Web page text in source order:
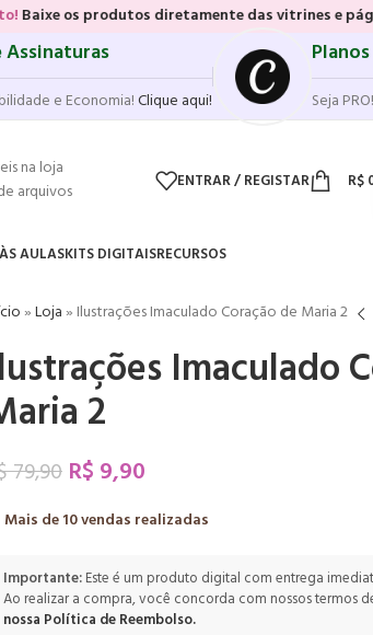
diretamente das vitrines e páginas dos
Assinaturas
e Economia!Clique aqui! Seja PRO!
na loja
arquivos ENTRAR / REGISTAR R$
AULASKITS DIGITAISRECURSOS
»Loja» Ilustrações Imaculado Coração de Maria 2
Imaculado
2
79,90 R$ 9,90
Mais de10vendas realizadas
Importante:Este é um produto digital com entrega
Ao realizar a compra, você concorda com nossos termos
nossa Política de Reembolso.